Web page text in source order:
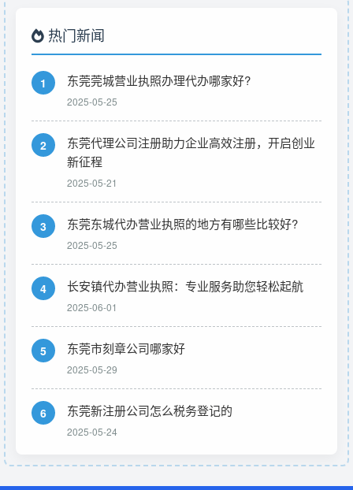
热门新闻
1 东莞莞城营业执照办理代办哪家好?
2025-05-25
2
东莞代理公司注册助力企业高效注册，开启创业
新征程
2025-05-21
3 东莞东城代办营业执照的地方有哪些比较好?
2025-05-25
4 长安镇代办营业执照：专业服务助您轻松起航
2025-06-01
5 东莞市刻章公司哪家好
2025-05-29
6 东莞新注册公司怎么税务登记的
2025-05-24